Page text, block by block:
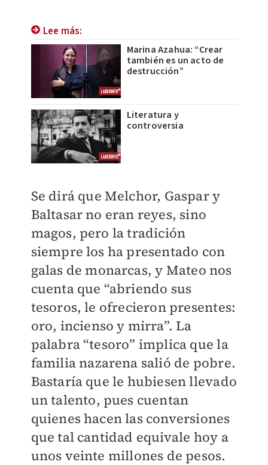
Lee más:
Marina Azahua: “Crear
también es un acto de
destrucción”
Literatura y
controversia
Se dirá que Melchor, Gaspar y
Baltasar no eran reyes, sino
magos, pero la tradición
siempre los ha presentado con
galas de monarcas, y Mateo nos
cuenta que “abriendo sus
tesoros, le ofrecieron presentes:
oro, incienso y mirra”. La
palabra “tesoro” implica que la
familia nazarena salió de pobre.
Bastaría que le hubiesen llevado
un talento, pues cuentan
quienes hacen las conversiones
que tal cantidad equivale hoy a
unos veinte millones de pesos.